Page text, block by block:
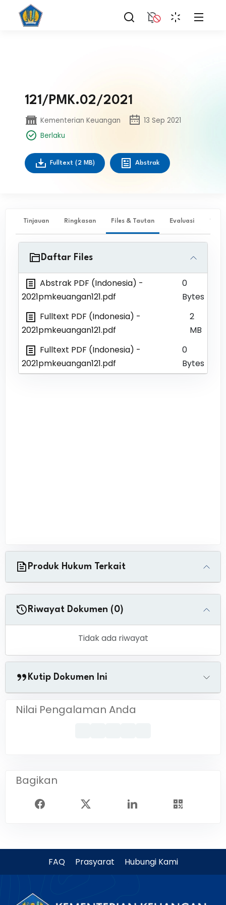
121/PMK.02/2021
Kementerian Keuangan
13 Sep 2021
Berlaku
Fulltext (2 MB) Abstrak
Tinjauan Ringkasan Files & Tautan Evaluasi ✨
Daftar Files
Abstrak PDF (Indonesia) -
2021pmkeuangan121.pdf
0
Bytes
Fulltext PDF (Indonesia) -
2021pmkeuangan121.pdf
2
MB
Fulltext PDF (Indonesia) -
2021pmkeuangan121.pdf
0
Bytes
Produk Hukum Terkait
Riwayat Dokumen (0)
Tidak ada riwayat
Kutip Dokumen Ini
Nilai Pengalaman Anda
Bagikan
FAQ Prasyarat Hubungi Kami